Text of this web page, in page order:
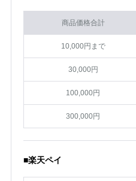
商品価格合計
10,000円まで
30,000円
100,000円
300,000円
■楽天ペイ